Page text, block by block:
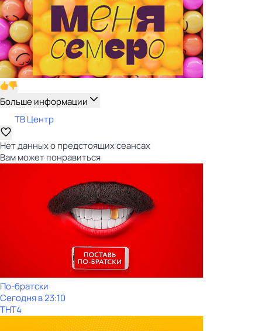
Больше информации
ТВ Центр
Нет данных о предстоящих сеансах
Вам может понравиться
По-братски
Сегодня в 23:10
ТНТ4